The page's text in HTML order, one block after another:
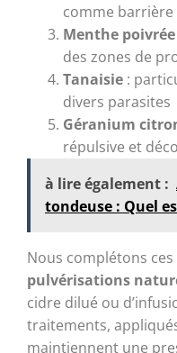
comme barrière
Menthe poivrée
des zones de
Tanaisie :
divers parasites
Géranium
répulsive et
à lire également :
tondeuse : Quel
Nous complétons
pulvérisations
cidre dilué ou
traitements,
maintiennent une